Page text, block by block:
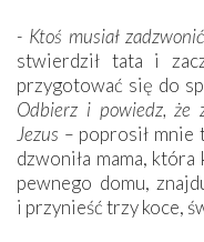
- Ktoś musiał
stwierdził tata i
przygotować się do
Odbierz i powiedz, że
Jezus –poprosił mnie
dzwoniła mama, która
pewnego domu,
i przynieść trzy koce,